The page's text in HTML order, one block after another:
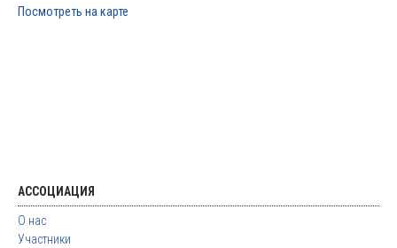
Посмотреть на карте
АССОЦИАЦИЯ
О нас
Участники